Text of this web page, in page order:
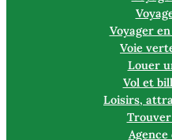
Voyager
Voie
Louer
Vol et
Loisirs,
Agence